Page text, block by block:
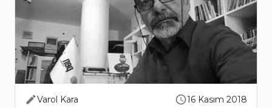
Varol Kara 16 Kasım 2018